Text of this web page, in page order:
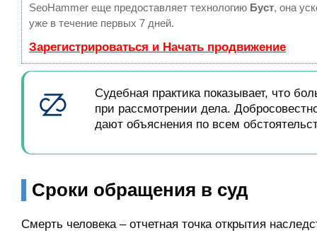
SeoHammer еще предоставляет технологию Буст, она
уже в течение первых 7 дней.
Зарегистрироваться и Начать продвижение
Судебная практика показывает, что
при рассмотрении дела.
дают объяснения по всем
Сроки обращения в суд
Смерть человека – отчетная точка открытия